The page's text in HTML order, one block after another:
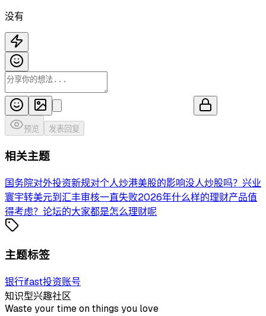
没有
预览 发表回复
相关主题
国务院对外投资新规对个人炒港美股的影响没人炒股吗？ 兴业
寰宇转美元到汇丰审核一直失败2026年什么样的理财产品值
得考虑？ 论坛的大家都是怎么理财呢
主题标签
银行ifast投资账号
知识型兴趣社区
Waste your time on things you love